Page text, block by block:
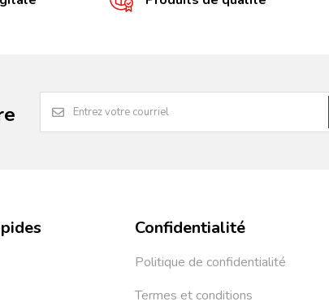
Confidentialité
Politique de confidentialité
Termes et conditions